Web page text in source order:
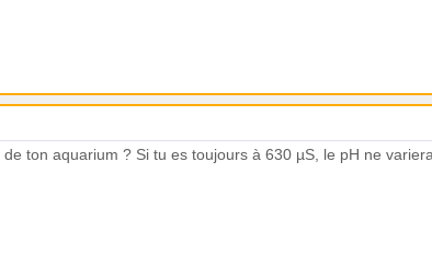
ton aquarium ? Si tu es toujours à 630 µS, le pH ne